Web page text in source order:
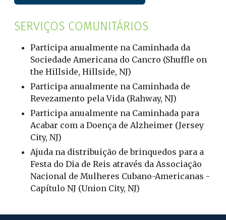
SERVIÇOS COMUNITÁRIOS
Participa anualmente na Caminhada da
Sociedade Americana do Cancro (Shuffle on
the Hillside, Hillside, NJ)
Participa anualmente na Caminhada de
Revezamento pela Vida (Rahway, NJ)
Participa anualmente na Caminhada para
Acabar com a Doença de Alzheimer (Jersey
City, NJ)
Ajuda na distribuição de brinquedos para a
Festa do Dia de Reis através da Associação
Nacional de Mulheres Cubano-Americanas -
Capítulo NJ (Union City, NJ)